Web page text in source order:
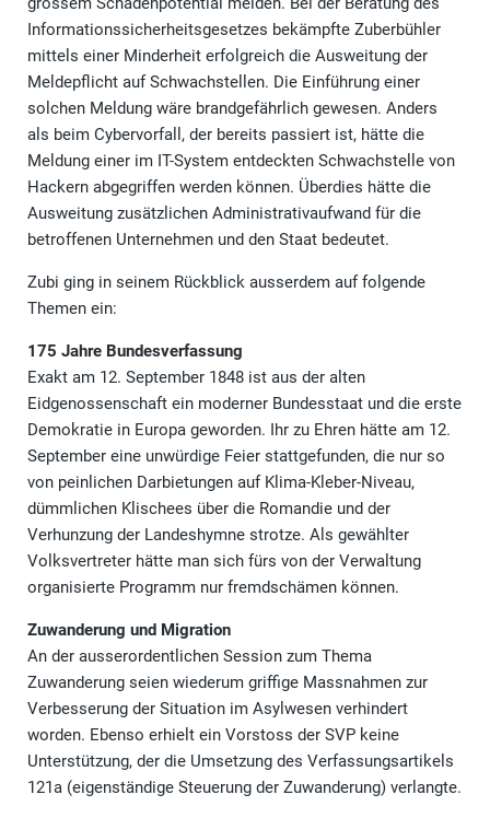
Informationssicherheitsgesetzes bekämpfte Zuberbühler
mittels einer Minderheit erfolgreich die Ausweitung der
Meldepflicht auf Schwachstellen. Die Einführung einer
solchen Meldung wäre brandgefährlich gewesen. Anders
als beim Cybervorfall, der bereits passiert ist, hätte die
Meldung einer im IT-System entdeckten Schwachstelle von
Hackern abgegriffen werden können. Überdies hätte die
Ausweitung zusätzlichen Administrativaufwand für die
betroffenen Unternehmen und den Staat bedeutet.
Zubi ging in seinem Rückblick ausserdem auf folgende
Themen ein:
175 Jahre Bundesverfassung
Exakt am 12. September 1848 ist aus der alten
Eidgenossenschaft ein moderner Bundesstaat und die erste
Demokratie in Europa geworden. Ihr zu Ehren hätte am 12.
September eine unwürdige Feier stattgefunden, die nur so
von peinlichen Darbietungen auf Klima-Kleber-Niveau,
dümmlichen Klischees über die Romandie und der
Verhunzung der Landeshymne strotze. Als gewählter
Volksvertreter hätte man sich fürs von der Verwaltung
organisierte Programm nur fremdschämen können.
Zuwanderung und Migration
An der ausserordentlichen Session zum Thema
Zuwanderung seien wiederum griffige Massnahmen zur
Verbesserung der Situation im Asylwesen verhindert
worden. Ebenso erhielt ein Vorstoss der SVP keine
Unterstützung, der die Umsetzung des Verfassungsartikels
121a (eigenständige Steuerung der Zuwanderung) verlangte.